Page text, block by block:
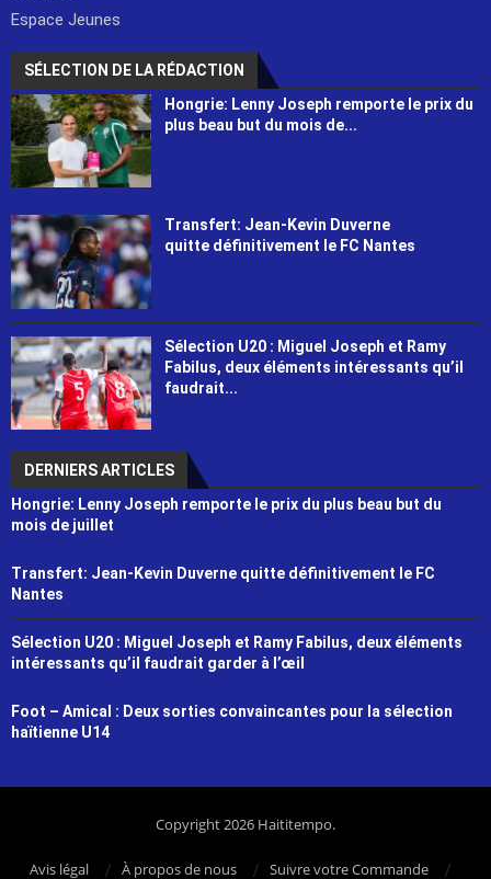
Espace Jeunes
SÉLECTION DE LA RÉDACTION
Hongrie: Lenny Joseph remporte le prix du
plus beau but du mois de...
Transfert: Jean-Kevin Duverne
quitte définitivement le FC Nantes
Sélection U20 : Miguel Joseph et Ramy
Fabilus, deux éléments intéressants qu’il
faudrait...
DERNIERS ARTICLES
Hongrie: Lenny Joseph remporte le prix du plus beau but du
mois de juillet
Transfert: Jean-Kevin Duverne quitte définitivement le FC
Nantes
Sélection U20 : Miguel Joseph et Ramy Fabilus, deux éléments
intéressants qu’il faudrait garder à l’œil
Foot – Amical : Deux sorties convaincantes pour la sélection
haïtienne U14
Copyright 2026 Haititempo.
Avis légal À propos de nous Suivre votre Commande